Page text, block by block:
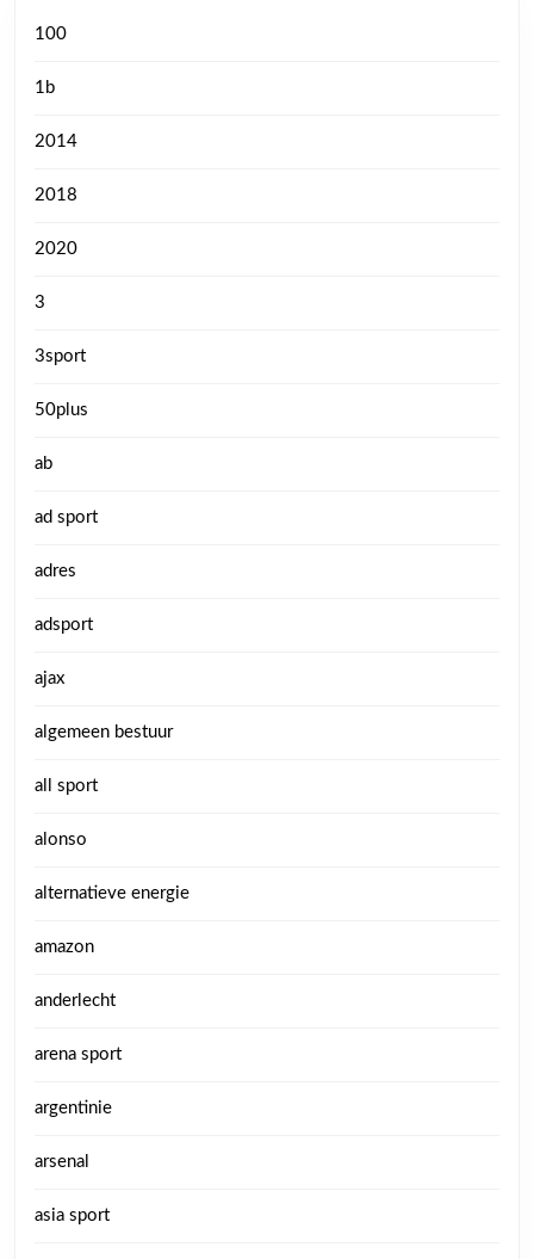
100
1b
2014
2018
2020
3
3sport
50plus
ab
ad sport
adres
adsport
ajax
algemeen bestuur
all sport
alonso
alternatieve energie
amazon
anderlecht
arena sport
argentinie
arsenal
asia sport